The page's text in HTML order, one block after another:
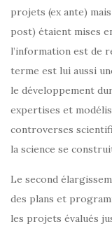
projets (ex ante)
post) étaient mises
l’information est de
terme est lui aussi
le développement
expertises et
controverses
la science se
Le second
des plans et
les projets évalués